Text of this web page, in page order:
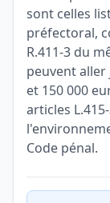
sont celles
préfectoral,
R.411-3 du
peuvent
et 150 000
articles
Code pénal.